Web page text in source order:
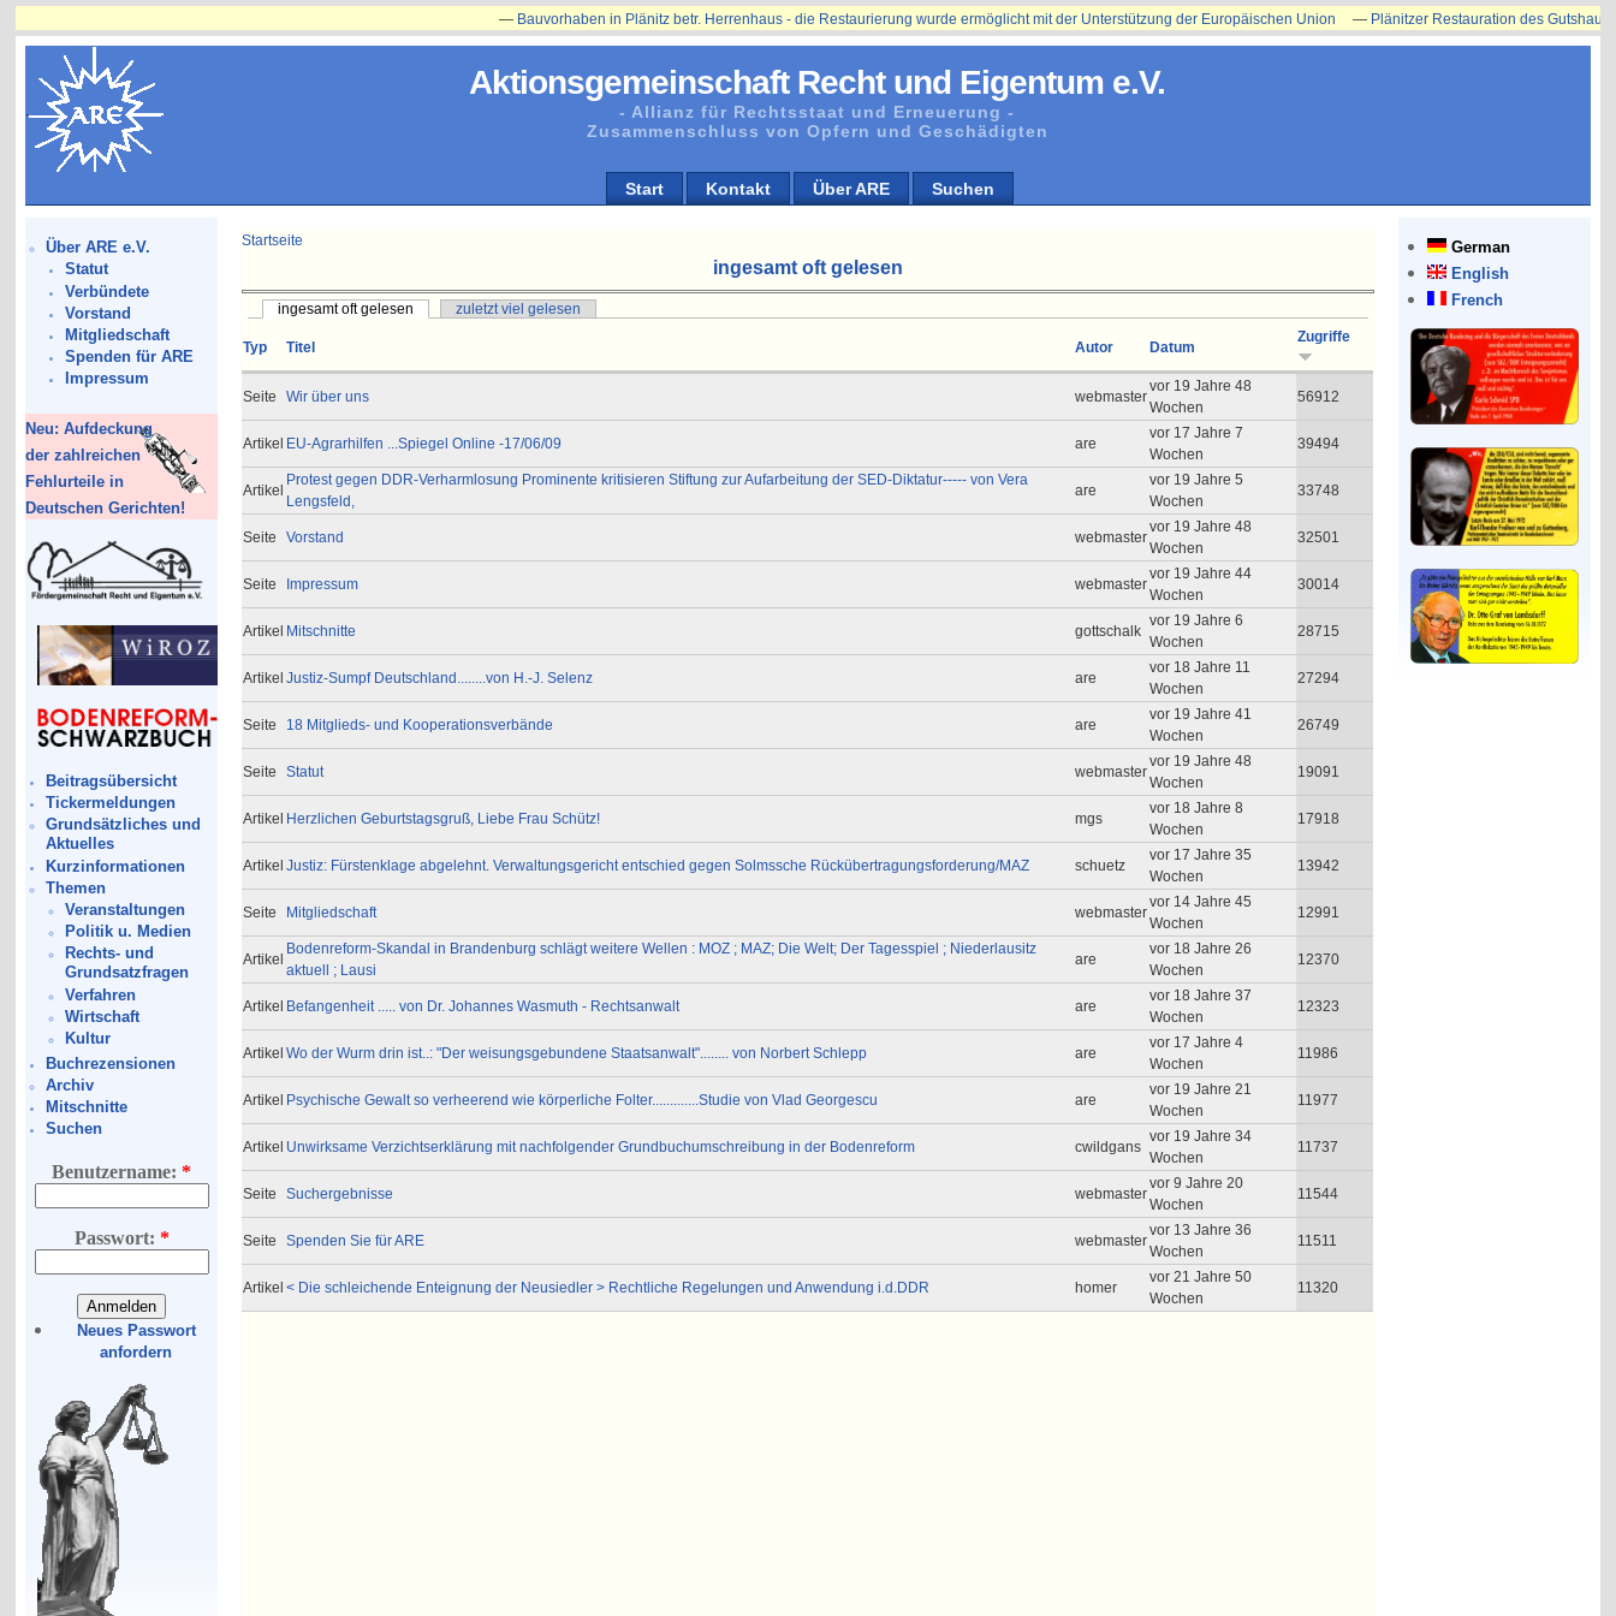
Aktionsgemeinschaft Recht und Eigentum e.V.
- Allianz für Rechtsstaat und Erneuerung -
Zusammenschluss von Opfern und Geschädigten
Start Kontakt Über ARE Suchen
Über ARE e.V.
Statut
Verbündete
Vorstand
Mitgliedschaft
Spenden für ARE
Impressum
Neu: Aufdeckung
der zahlreichen
Fehlurteile in
Deutschen Gerichten!
Beitragsübersicht
Tickermeldungen
Grundsätzliches und
Aktuelles
Kurzinformationen
Themen
Veranstaltungen
Politik u. Medien
Rechts- und
Grundsatzfragen
Verfahren
Wirtschaft
Kultur
Buchrezensionen
Archiv
Mitschnitte
Suchen
Benutzername:*
Passwort: *
Neues Passwort
anfordern
German
English
French
Bauvorhaben in Plänitz betr. Herrenhaus - die Restaurierung wurde ermöglicht mit der Unterstützung der Europäischen Union — Plänitzer Restauration des Gutshauses
Startseite
ingesamt oft gelesen
ingesamt oft gelesen zuletzt viel gelesen
Typ Titel Autor Datum
Zugriffe
Seite Wir über uns webmaster
vor 19 Jahre 48
Wochen
56912
Artikel EU-Agrarhilfen ...Spiegel Online -17/06/09 are
vor 17 Jahre 7
Wochen
39494
Artikel
Protest gegen DDR-Verharmlosung Prominente kritisieren Stiftung zur Aufarbeitung der SED-Diktatur----- von Vera
Lengsfeld,
are
vor 19 Jahre 5
Wochen
33748
Seite Vorstand webmaster
vor 19 Jahre 48
Wochen
32501
Seite Impressum webmaster
vor 19 Jahre 44
Wochen
30014
Artikel Mitschnitte gottschalk
vor 19 Jahre 6
Wochen
28715
Artikel Justiz-Sumpf Deutschland........von H.-J. Selenz are
vor 18 Jahre 11
Wochen
27294
Seite 18 Mitglieds- und Kooperationsverbände are
vor 19 Jahre 41
Wochen
26749
Seite Statut webmaster
vor 19 Jahre 48
Wochen
19091
Artikel Herzlichen Geburtstagsgruß, Liebe Frau Schütz! mgs
vor 18 Jahre 8
Wochen
17918
Artikel Justiz: Fürstenklage abgelehnt. Verwaltungsgericht entschied gegen Solmssche Rückübertragungsforderung/MAZ schuetz
vor 17 Jahre 35
Wochen
13942
Seite Mitgliedschaft webmaster
vor 14 Jahre 45
Wochen
12991
Artikel
Bodenreform-Skandal in Brandenburg schlägt weitere Wellen : MOZ ; MAZ; Die Welt; Der Tagesspiel ; Niederlausitz
aktuell ; Lausi
are
vor 18 Jahre 26
Wochen
12370
Artikel Befangenheit ..... von Dr. Johannes Wasmuth - Rechtsanwalt are
vor 18 Jahre 37
Wochen
12323
Artikel Wo der Wurm drin ist..: "Der weisungsgebundene Staatsanwalt"........ von Norbert Schlepp are
vor 17 Jahre 4
Wochen
11986
Artikel Psychische Gewalt so verheerend wie körperliche Folter.............Studie von Vlad Georgescu are
vor 19 Jahre 21
Wochen
11977
Artikel Unwirksame Verzichtserklärung mit nachfolgender Grundbuchumschreibung in der Bodenreform cwildgans
vor 19 Jahre 34
Wochen
11737
Seite Suchergebnisse webmaster
vor 9 Jahre 20
Wochen
11544
Seite Spenden Sie für ARE webmaster
vor 13 Jahre 36
Wochen
11511
Artikel < Die schleichende Enteignung der Neusiedler > Rechtliche Regelungen und Anwendung i.d.DDR homer
vor 21 Jahre 50
Wochen
11320